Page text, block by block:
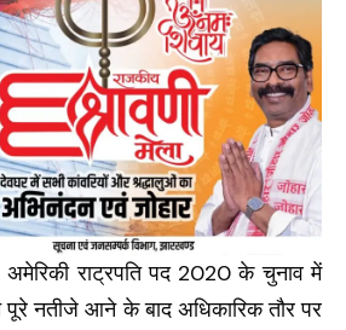
अमेरिकी राट्रपति पद 2020 के चुनाव में
पूरे नतीजे आने के बाद अधिकारिक तौर पर